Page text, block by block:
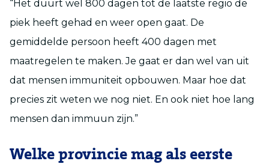
“Het duurt wel 800 dagen tot de laatste regio de
piek heeft gehad en weer open gaat. De
gemiddelde persoon heeft 400 dagen met
maatregelen te maken. Je gaat er dan wel van uit
dat mensen immuniteit opbouwen. Maar hoe dat
precies zit weten we nog niet. En ook niet hoe lang
mensen dan immuun zijn.”
Welke provincie mag als eerste